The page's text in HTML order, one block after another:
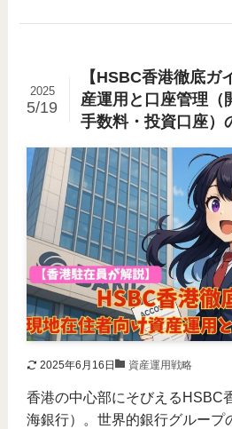
【HSBC香港徹底ガ
産運用と口座管理（
手数料・投資口座）
2025
5/19
2025年6月16日 資産運用戦略
香港の中心部にそびえるHSBC
海銀行）。世界的銀行グループ